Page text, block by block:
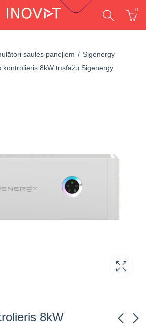
0
saules paneļiem
Sigenergy
kontrolieris 8kW trīsfāžu Sigenergy
8kW